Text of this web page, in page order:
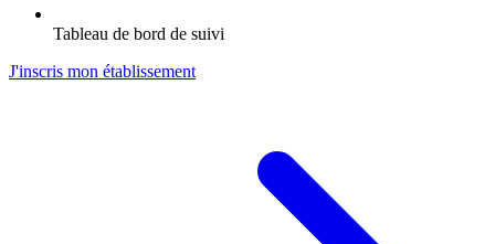
Tableau de bord de suivi
J'inscris mon établissement